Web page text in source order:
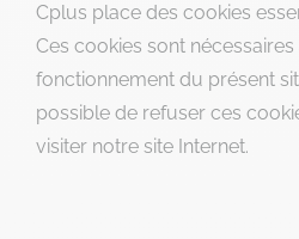
Cplus place des cookies
Ces cookies sont
fonctionnement du présent
possible de refuser ces
visiter notre site Internet.